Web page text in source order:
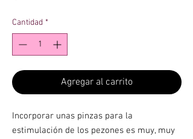
Cantidad *
Agregar al carrito
Incorporar unas pinzas para la
estimulación de los pezones es muy, muy